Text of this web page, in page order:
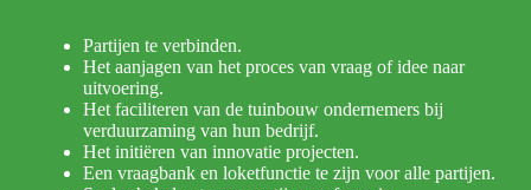
Partijen te verbinden.
Het aanjagen van het proces van vraag of idee naar
uitvoering.
Het faciliteren van de tuinbouw ondernemers bij
verduurzaming van hun bedrijf.
Het initiëren van innovatie projecten.
Een vraagbank en loketfunctie te zijn voor alle partijen.